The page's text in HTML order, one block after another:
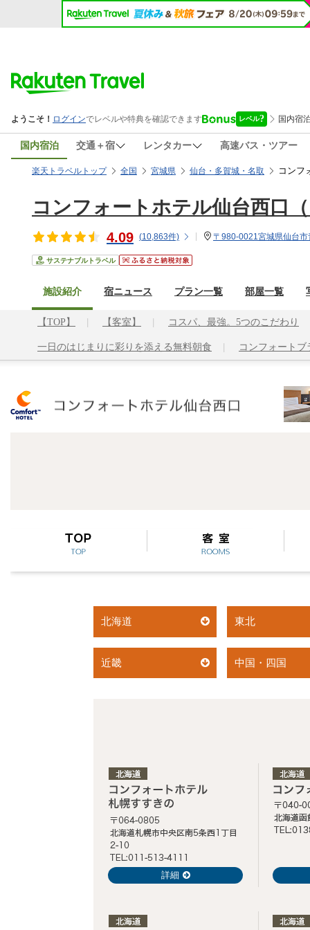
国内宿泊 交通＋宿 レンタカー 高速バス・ツアー
楽天トラベルトップ 全国 宮城県 仙台・多賀城・名取 コンフ
コンフォートホテル仙台西口
4.09 (10,863件) 〒980-0021宮城県仙台
サステナブルトラベル
施設紹介 宿ニュース プラン一覧 部屋一覧
【TOP】 【客室】 コスパ、最強。5つのこだわり
一日のはじまりに彩りを添える無料朝食 コンフォートブ
北海道 東北
近畿 中国・四国
詳細